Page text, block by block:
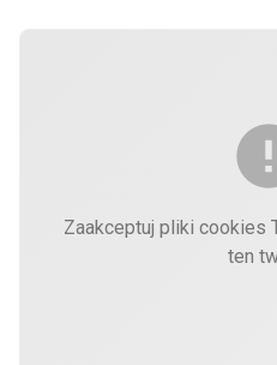
Zaakceptuj pliki cookies
ten